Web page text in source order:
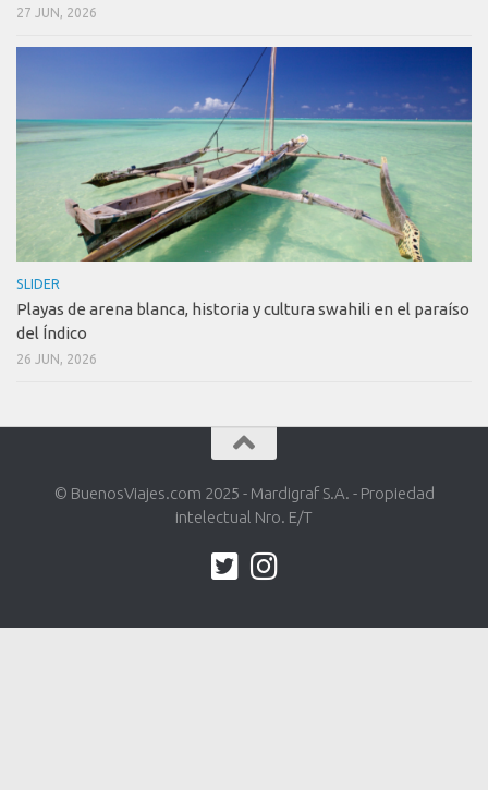
27 JUN, 2026
SLIDER
Playas de arena blanca, historia y cultura swahili en el paraíso
del Índico
26 JUN, 2026
© BuenosViajes.com 2025 - Mardigraf S.A. - Propiedad
intelectual Nro. E/T